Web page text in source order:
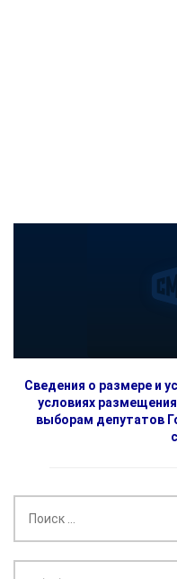
Сведения о размере и
условиях
выборам депутатов